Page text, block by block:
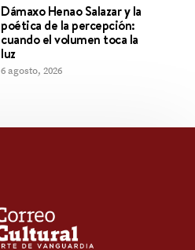
Dámaxo Henao Salazar y la
poética de la percepción:
cuando el volumen toca la
luz
6 agosto, 2026